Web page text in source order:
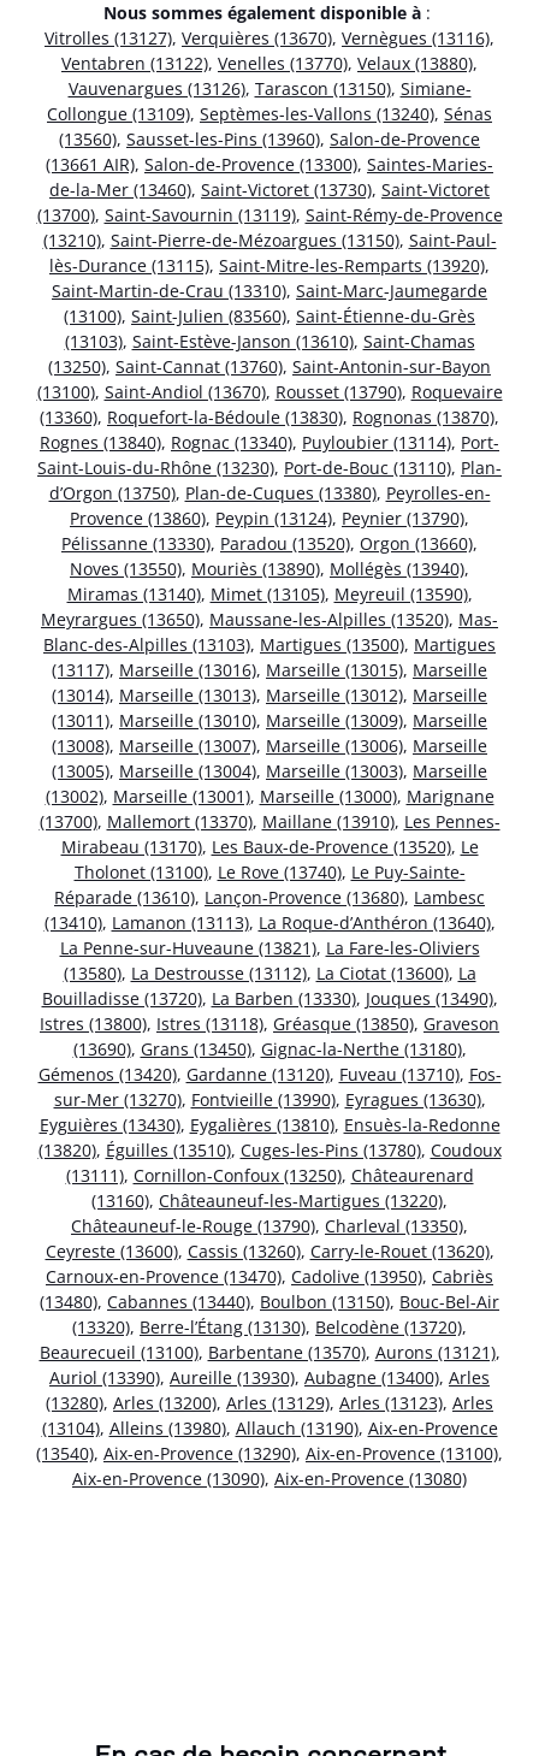
Nous sommes également disponible à :
Vitrolles (13127), Verquières (13670), Vernègues (13116),
Ventabren (13122), Venelles (13770), Velaux (13880),
Vauvenargues (13126), Tarascon (13150), Simiane-
Collongue (13109), Septèmes-les-Vallons (13240), Sénas
(13560), Sausset-les-Pins (13960), Salon-de-Provence
(13661 AIR), Salon-de-Provence (13300), Saintes-Maries-
de-la-Mer (13460), Saint-Victoret (13730), Saint-Victoret
(13700), Saint-Savournin (13119), Saint-Rémy-de-Provence
(13210), Saint-Pierre-de-Mézoargues (13150), Saint-Paul-
lès-Durance (13115), Saint-Mitre-les-Remparts (13920),
Saint-Martin-de-Crau (13310), Saint-Marc-Jaumegarde
(13100), Saint-Julien (83560), Saint-Étienne-du-Grès
(13103), Saint-Estève-Janson (13610), Saint-Chamas
(13250), Saint-Cannat (13760), Saint-Antonin-sur-Bayon
(13100), Saint-Andiol (13670), Rousset (13790), Roquevaire
(13360), Roquefort-la-Bédoule (13830), Rognonas (13870),
Rognes (13840), Rognac (13340), Puyloubier (13114), Port-
Saint-Louis-du-Rhône (13230), Port-de-Bouc (13110), Plan-
d’Orgon (13750), Plan-de-Cuques (13380), Peyrolles-en-
Provence (13860), Peypin (13124), Peynier (13790),
Pélissanne (13330), Paradou (13520), Orgon (13660),
Noves (13550), Mouriès (13890), Mollégès (13940),
Miramas (13140), Mimet (13105), Meyreuil (13590),
Meyrargues (13650), Maussane-les-Alpilles (13520), Mas-
Blanc-des-Alpilles (13103), Martigues (13500), Martigues
(13117), Marseille (13016), Marseille (13015), Marseille
(13014), Marseille (13013), Marseille (13012), Marseille
(13011), Marseille (13010), Marseille (13009), Marseille
(13008), Marseille (13007), Marseille (13006), Marseille
(13005), Marseille (13004), Marseille (13003), Marseille
(13002), Marseille (13001), Marseille (13000), Marignane
(13700), Mallemort (13370), Maillane (13910), Les Pennes-
Mirabeau (13170), Les Baux-de-Provence (13520), Le
Tholonet (13100), Le Rove (13740), Le Puy-Sainte-
Réparade (13610), Lançon-Provence (13680), Lambesc
(13410), Lamanon (13113), La Roque-d’Anthéron (13640),
La Penne-sur-Huveaune (13821), La Fare-les-Oliviers
(13580), La Destrousse (13112), La Ciotat (13600), La
Bouilladisse (13720), La Barben (13330), Jouques (13490),
Istres (13800), Istres (13118), Gréasque (13850), Graveson
(13690), Grans (13450), Gignac-la-Nerthe (13180),
Gémenos (13420), Gardanne (13120), Fuveau (13710), Fos-
sur-Mer (13270), Fontvieille (13990), Eyragues (13630),
Eyguières (13430), Eygalières (13810), Ensuès-la-Redonne
(13820), Éguilles (13510), Cuges-les-Pins (13780), Coudoux
(13111), Cornillon-Confoux (13250), Châteaurenard
(13160), Châteauneuf-les-Martigues (13220),
Châteauneuf-le-Rouge (13790), Charleval (13350),
Ceyreste (13600), Cassis (13260), Carry-le-Rouet (13620),
Carnoux-en-Provence (13470), Cadolive (13950), Cabriès
(13480), Cabannes (13440), Boulbon (13150), Bouc-Bel-Air
(13320), Berre-l’Étang (13130), Belcodène (13720),
Beaurecueil (13100), Barbentane (13570), Aurons (13121),
Auriol (13390), Aureille (13930), Aubagne (13400), Arles
(13280), Arles (13200), Arles (13129), Arles (13123), Arles
(13104), Alleins (13980), Allauch (13190), Aix-en-Provence
(13540), Aix-en-Provence (13290), Aix-en-Provence (13100),
Aix-en-Provence (13090), Aix-en-Provence (13080)